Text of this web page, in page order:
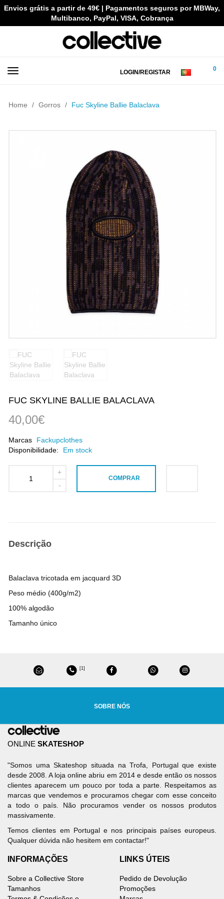
Envios grátis a partir de 49€ | Pagamentos seguros por MBWay,
Multibanco, PayPal, VISA, Cobrança
LOGIN/REGISTAR 0
Home Gorros Fuc Skyline Ballie Balaclava
FUC SKYLINE BALLIE BALACLAVA
40,00€
Marcas
Fackupclothes
Disponibilidade:
Em stock
COMPRAR
Descrição
Balaclava tricotada em jacquard 3D
Peso médio (400g/m2)
100% algodão
Tamanho único
[1]
SOBRE NÓS
ONLINE SKATESHOP
"Somos uma Skateshop situada na Trofa, Portugal que existe
desde 2008. A loja online abriu em 2014 e desde então os nossos
clientes aparecem um pouco por toda a parte. Respeitamos as
marcas que vendemos e procuramos chegar com esse conceito
a todo o país. Não procuramos vender os nossos produtos
massivamente.
Temos clientes em Portugal e nos principais países europeus.
Qualquer dúvida não hesitem em contactar!"
INFORMAÇÕES
Sobre a Collective Store
Tamanhos
LINKS ÚTEIS
Pedido de Devolução
Promoções